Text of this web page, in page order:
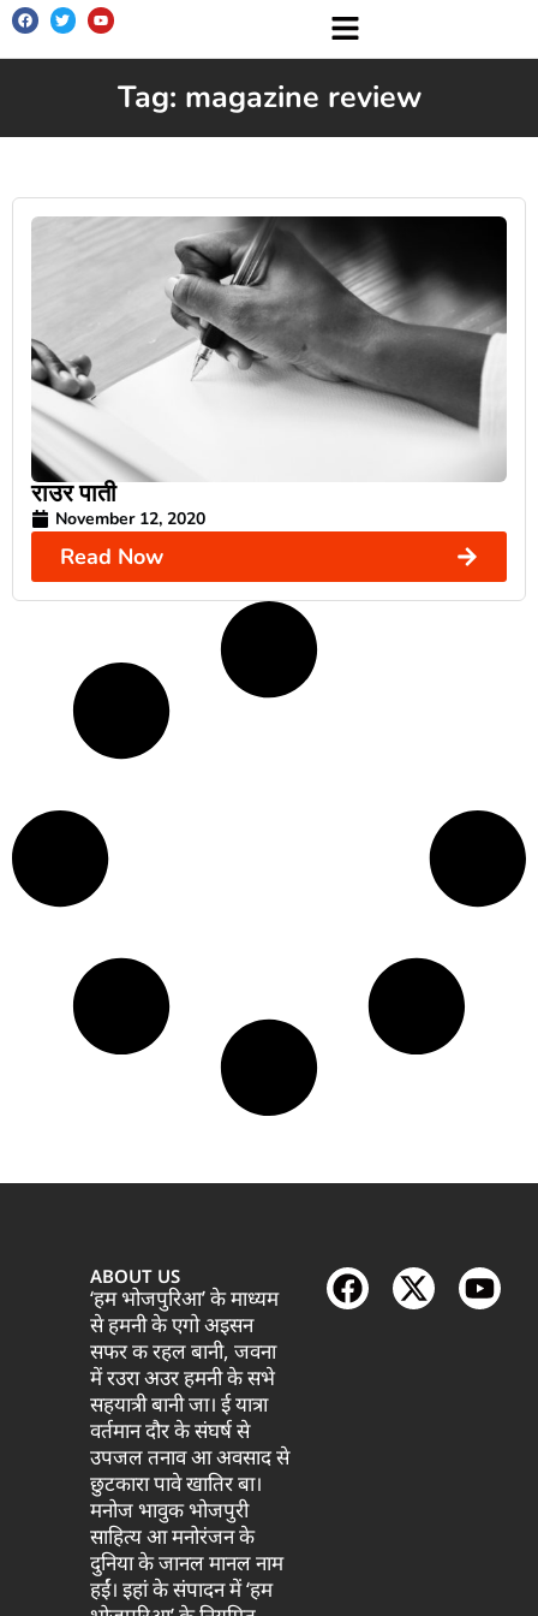
Tag: magazine review
राउर पाती
November 12, 2020
Read Now
ABOUT US
‘हम भोजपुरिआ’ के माध्यम
से हमनी के एगो अइसन
सफर क रहल बानी, जवना
में रउरा अउर हमनी के सभे
सहयात्री बानी जा। ई यात्रा
वर्तमान दौर के संघर्ष से
उपजल तनाव आ अवसाद से
छुटकारा पावे खातिर बा।
मनोज भावुक भोजपुरी
साहित्य आ मनोरंजन के
दुनिया के जानल मानल नाम
हईं। इहां के संपादन में ‘हम